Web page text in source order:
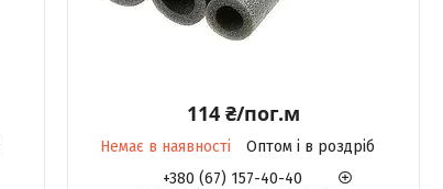
114 ₴/пог.м
Немає в наявності
Оптом і в роздріб
+380 (67) 157-40-40